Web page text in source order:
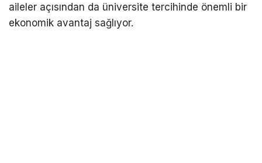
aileler açısından da üniversite tercihinde önemli bir
ekonomik avantaj sağlıyor.